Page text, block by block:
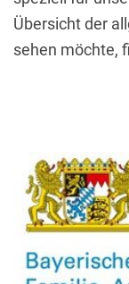
Übersicht der
sehen möchte,